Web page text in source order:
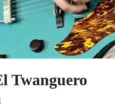
Twanguero